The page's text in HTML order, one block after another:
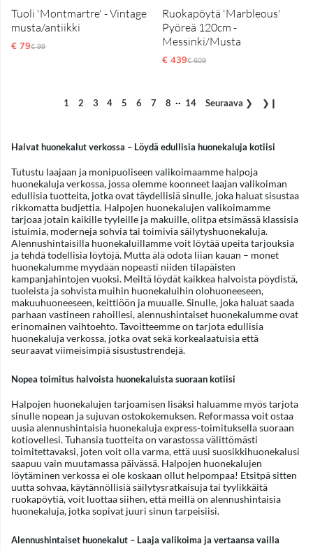
Tuoli 'Montmartre' - Vintage
musta/antiikki
€ 79Normaali hinta
€ 99
Ruokapöytä 'Marbleous'
Pyöreä 120cm -
Messinki/Musta
€ 439Normaali hinta
€ 609
1 2 3 4 5 6 7 8 .. 14 Seuraava ❯ ❯❙
Halvat huonekalut verkossa – Löydä edullisia huonekaluja kotiisi
Tutustu laajaan ja monipuoliseen valikoimaamme halpoja
huonekaluja verkossa, jossa olemme koonneet laajan valikoiman
edullisia tuotteita, jotka ovat täydellisiä sinulle, joka haluat sisustaa
rikkomatta budjettia. Halpojen huonekalujen valikoimamme
tarjoaa jotain kaikille tyyleille ja makuille, olitpa etsimässä klassisia
istuimia, moderneja sohvia tai toimivia säilytyshuonekaluja.
Alennushintaisilla huonekaluillamme voit löytää upeita tarjouksia
ja tehdä todellisia löytöjä. Mutta älä odota liian kauan – monet
huonekalumme myydään nopeasti niiden tilapäisten
kampanjahintojen vuoksi. Meiltä löydät kaikkea halvoista pöydistä,
tuoleista ja sohvista muihin huonekaluihin olohuoneeseen,
makuuhuoneeseen, keittiöön ja muualle. Sinulle, joka haluat saada
parhaan vastineen rahoillesi, alennushintaiset huonekalumme ovat
erinomainen vaihtoehto. Tavoitteemme on tarjota edullisia
huonekaluja verkossa, jotka ovat sekä korkealaatuisia että
seuraavat viimeisimpiä sisustustrendejä.
Nopea toimitus halvoista huonekaluista suoraan kotiisi
Halpojen huonekalujen tarjoamisen lisäksi haluamme myös tarjota
sinulle nopean ja sujuvan ostokokemuksen. Reformassa voit ostaa
uusia alennushintaisia huonekaluja express-toimituksella suoraan
kotiovellesi. Tuhansia tuotteita on varastossa välittömästi
toimitettavaksi, joten voit olla varma, että uusi suosikkihuonekalusi
saapuu vain muutamassa päivässä. Halpojen huonekalujen
löytäminen verkossa ei ole koskaan ollut helpompaa! Etsitpä sitten
uutta sohvaa, käytännöllisiä säilytysratkaisuja tai tyylikkäitä
ruokapöytiä, voit luottaa siihen, että meillä on alennushintaisia
huonekaluja, jotka sopivat juuri sinun tarpeisiisi.
Alennushintaiset huonekalut – Laaja valikoima ja vertaansa vailla